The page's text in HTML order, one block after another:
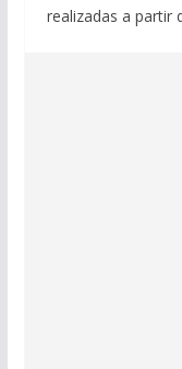
realizadas a partir